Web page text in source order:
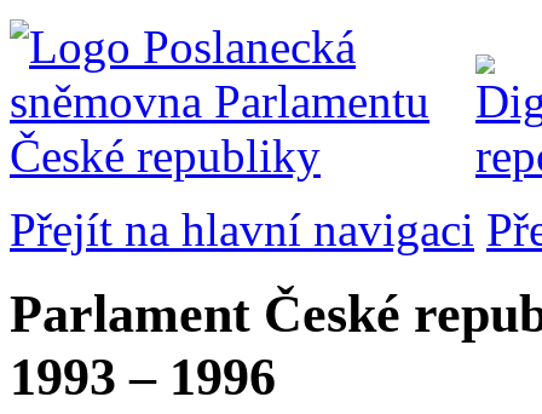
Přejít na hlavní navigaci
Parlament České
1993 – 1996